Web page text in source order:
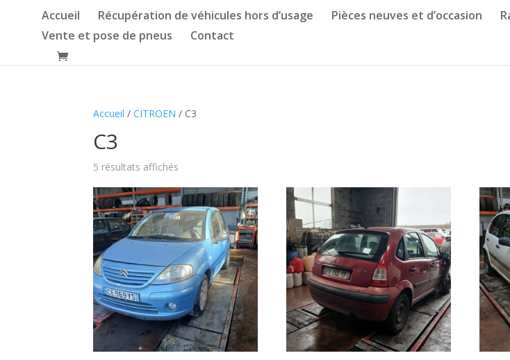
Accueil Récupération de véhicules hors d’usage Pièces neuves et d’occasion
Vente et pose de pneus
Contact
Accueil /CITROEN / C3
C3
5 résultats affichés